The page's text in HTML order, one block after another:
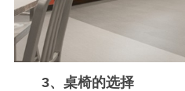
3、桌椅的选择